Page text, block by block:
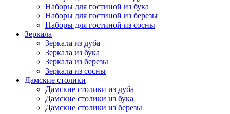
Наборы для гостиной из бука
Наборы для гостиной из березы
Наборы для гостиной из сосны
Зеркала
Зеркала из дуба
Зеркала из бука
Зеркала из березы
Зеркала из сосны
Дамские столики
Дамские столики из дуба
Дамские столики из бука
Дамские столики из березы